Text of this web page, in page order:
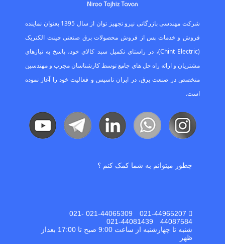
ﺷﺮﮐﺖ ﻣﻬﻨﺪﺳﯽ ﺑﺎزرﮔﺎﻧﯽ ﻧﯿﺮو ﺗﺠﻬﯿﺰ ﺗﻮان از ﺳﺎل 1395 ﺑﻌﻨﻮان ﻧﻤﺎﯾﻨﺪه
ﻓﺮوش و ﺧﺪﻣﺎت ﭘﺲ از ﻓﺮوش ﻣﺤﺼﻮﻻت ﺑﺮق ﺻﻨﻌﺘﯽ ﭼﯿﻨﺖ اﻟﮑﺘﺮﯾﮏ
(Chint Electric)، در راﺳﺘﺎي ﺗﮑﻤﯿﻞ ﺳﺒﺪ ﮐﺎﻻي ﺧﻮد، ﭘﺎﺳﺦ ﺑﻪ ﻧﯿﺎزﻫﺎي
ﻣﺸﺘﺮﯾﺎن و اراﺋﻪ راه ﺣﻞ ﻫﺎي ﺟﺎﻣﻊ ﺗﻮﺳﻂ ﮐﺎرﺷﻨﺎﺳﺎن ﻣﺠﺮب و ﻣﻬﻨﺪﺳﯿﻦ
ﻣﺘﺨﺼﺺ در ﺻﻨﻌﺖ ﺑﺮق، در اﯾﺮان ﺗﺎﺳﯿﺲ و ﻓﻌﺎﻟﯿﺖ ﺧﻮد را آﻏﺎز ﻧﻤﻮده
اﺳﺖ.
چطور میتوانم به شما کمک کنم ؟
021-44965207 021-44065309 021-
44087584 021-44081439
شنبه تا چهارشنبه از ساعت 9:00 صبح تا 17:00 بعداز
ظهر